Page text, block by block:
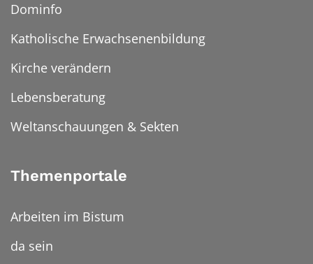
Dominfo
Katholische Erwachsenenbildung
Kirche verändern
Lebensberatung
Weltanschauungen & Sekten
Themenportale
Arbeiten im Bistum
da sein